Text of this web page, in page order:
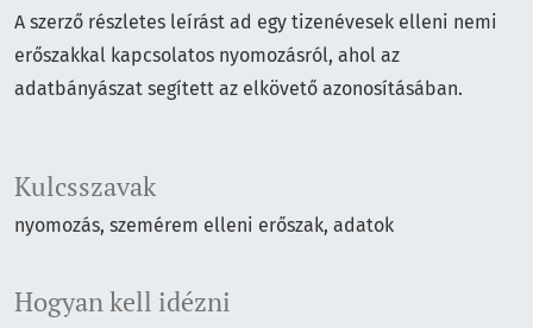
Kulcsszavak
nyomozás szemérem elleni erőszak adatok
Hogyan kell idézni
A szerző részletes leírást ad egy tizenévesek elleni nemi
erőszakkal kapcsolatos nyomozásról, ahol az
adatbányászat segített az elkövető azonosításában.